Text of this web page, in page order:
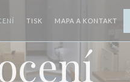
TISK MAPA A KONTAKT